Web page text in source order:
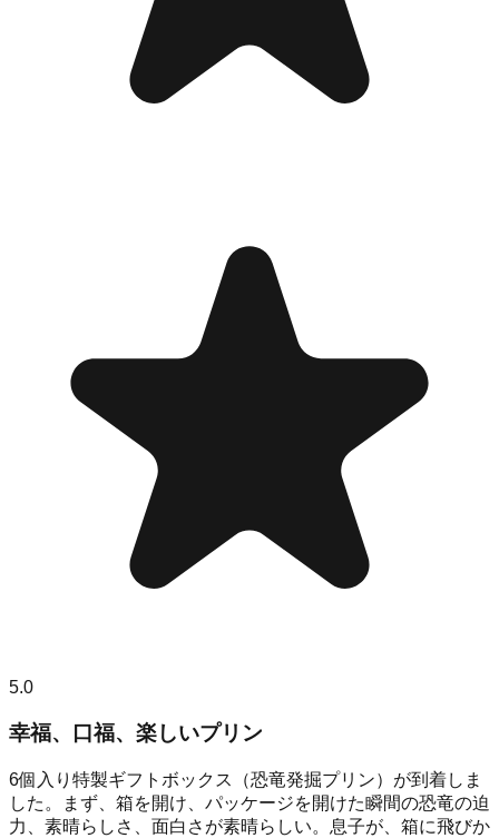
5.0
幸福、口福、楽しいプリン
6個入り特製ギフトボックス（恐竜発掘プリン）が到着しま
した。まず、箱を開け、パッケージを開けた瞬間の恐竜の迫
力、素晴らしさ、面白さが素晴らしい。息子が、箱に飛びか